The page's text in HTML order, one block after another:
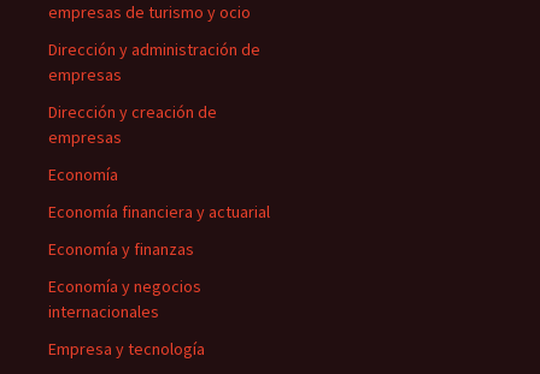
empresas de turismo y ocio
Dirección y administración de
empresas
Dirección y creación de
empresas
Economía
Economía financiera y actuarial
Economía y finanzas
Economía y negocios
internacionales
Empresa y tecnología